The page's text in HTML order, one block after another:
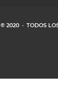
© 2020 · TODOS